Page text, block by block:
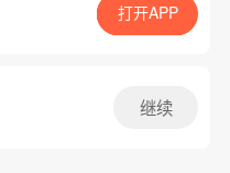
App免费看
打开APP
继续